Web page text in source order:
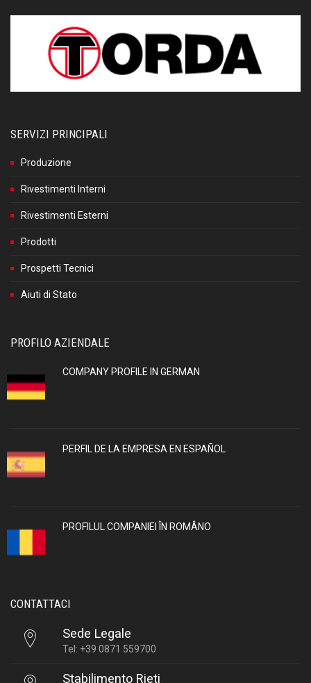
SERVIZI PRINCIPALI
Produzione
Rivestimenti Interni
Rivestimenti Esterni
Prodotti
Prospetti Tecnici
Aiuti di Stato
PROFILO AZIENDALE
COMPANY PROFILE IN GERMAN
PERFIL DE LA EMPRESA EN ESPAÑOL
PROFILUL COMPANIEI ÎN ROMÂNO
CONTATTACI
Sede Legale
Tel: +39 0871 559700
Stabilimento Rieti